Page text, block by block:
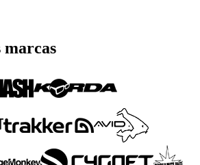
marcas